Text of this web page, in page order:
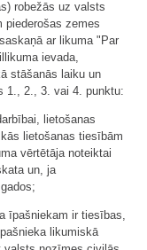
robežās uz valsts
piederošas zemes
ar likuma "Par
ievada,
stāšanās laiku un
1., 2., 3. vai 4. punktu:
lietošanas
lietošanas tiesībām
vērtētāja noteiktai
un, ja
īpašniekam ir tiesības,
likumiskā